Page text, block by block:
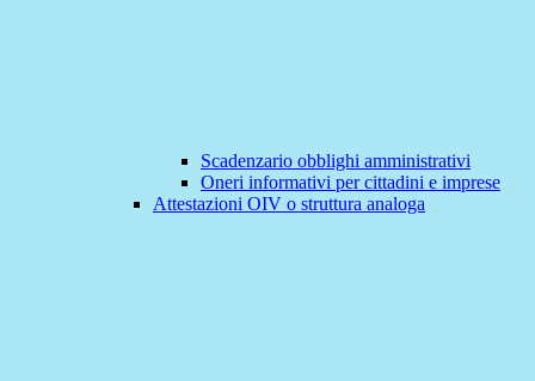
Scadenzario obblighi amministrativi
Oneri informativi per cittadini e imprese
Attestazioni OIV o struttura analoga